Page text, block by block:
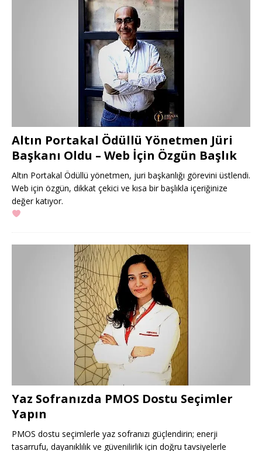
Altın Portakal Ödüllü Yönetmen Jüri
Başkanı Oldu – Web İçin Özgün Başlık
Altın Portakal Ödüllü yönetmen, juri başkanlığı görevini üstlendi.
Web için özgün, dikkat çekici ve kısa bir başlıkla içeriğinize
değer katıyor.
Yaz Sofranızda PMOS Dostu Seçimler
Yapın
PMOS dostu seçimlerle yaz sofranızı güçlendirin; enerji
tasarrufu, dayanıklılık ve güvenilirlik için doğru tavsiyelerle